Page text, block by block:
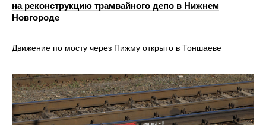
на реконструкцию трамвайного депо в Нижнем
Новгороде
Движение по мосту через Пижму открыто в Тоншаеве